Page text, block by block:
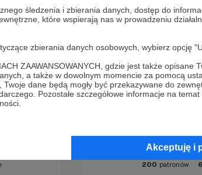
śledzenia i zbierania danych, dostęp do
które wspierają nas w prowadzeniu
zbierania danych osobowych, wybierz opcję
ZAAWANSOWANYCH, gdzie jest także opisane
a także w dowolnym momencie za pomocą
dane będą mogły być przekazywane do
Pozostałe szczegółowe informacje na
Akceptuję i
życie
200 patronów